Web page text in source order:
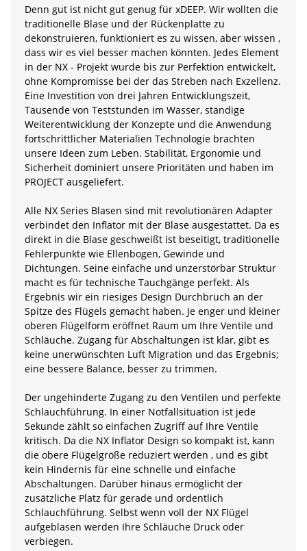
Denn gut ist nicht gut genug für xDEEP. Wir wollten die
traditionelle Blase und der Rückenplatte zu
dekonstruieren, funktioniert es zu wissen, aber wissen ,
dass wir es viel besser machen könnten. Jedes Element
in der NX - Projekt wurde bis zur Perfektion entwickelt,
ohne Kompromisse bei der das Streben nach Exzellenz.
Eine Investition von drei Jahren Entwicklungszeit,
Tausende von Teststunden im Wasser, ständige
Weiterentwicklung der Konzepte und die Anwendung
fortschrittlicher Materialien Technologie brachten
unsere Ideen zum Leben. Stabilität, Ergonomie und
Sicherheit dominiert unsere Prioritäten und haben im
PROJECT ausgeliefert.
Alle NX Series Blasen sind mit revolutionären Adapter
verbindet den Inflator mit der Blase ausgestattet. Da es
direkt in die Blase geschweißt ist beseitigt, traditionelle
Fehlerpunkte wie Ellenbogen, Gewinde und
Dichtungen. Seine einfache und unzerstörbar Struktur
macht es für technische Tauchgänge perfekt. Als
Ergebnis wir ein riesiges Design Durchbruch an der
Spitze des Flügels gemacht haben. Je enger und kleiner
oberen Flügelform eröffnet Raum um Ihre Ventile und
Schläuche. Zugang für Abschaltungen ist klar, gibt es
keine unerwünschten Luft Migration und das Ergebnis;
eine bessere Balance, besser zu trimmen.
Der ungehinderte Zugang zu den Ventilen und perfekte
Schlauchführung. In einer Notfallsituation ist jede
Sekunde zählt so einfachen Zugriff auf Ihre Ventile
kritisch. Da die NX Inflator Design so kompakt ist, kann
die obere Flügelgröße reduziert werden , und es gibt
kein Hindernis für eine schnelle und einfache
Abschaltungen. Darüber hinaus ermöglicht der
zusätzliche Platz für gerade und ordentlich
Schlauchführung. Selbst wenn voll der NX Flügel
aufgeblasen werden Ihre Schläuche Druck oder
verbiegen.